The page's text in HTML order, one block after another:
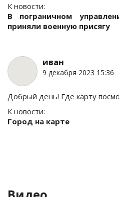
К новости:
В пограничном
приняли военную присягу
иван
9 декабря 2023 15:36
Добрый день! Где карту
К новости:
Город на карте